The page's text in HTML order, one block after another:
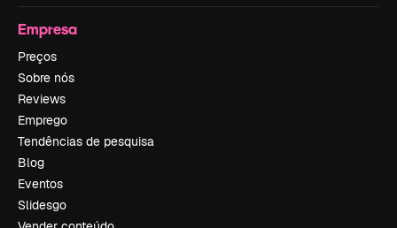
Empresa
Preços
Sobre nós
Reviews
Emprego
Tendências de pesquisa
Blog
Eventos
Slidesgo